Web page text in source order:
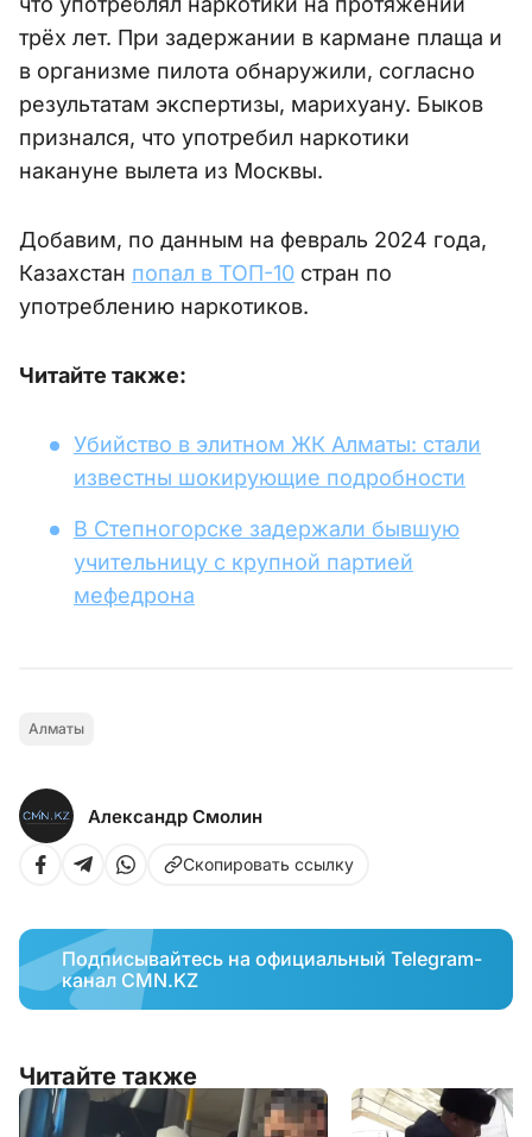
трёх лет. При задержании в кармане плаща и
в организме пилота обнаружили, согласно
результатам экспертизы, марихуану. Быков
признался, что употребил наркотики
накануне вылета из Москвы.
Добавим, по данным на февраль 2024 года,
Казахстан попал в ТОП-10 стран по
употреблению наркотиков.
Читайте также:
Убийство в элитном ЖК Алматы: стали
известны шокирующие подробности
В Степногорске задержали бывшую
учительницу с крупной партией
мефедрона
Алматы
Александр Смолин
Скопировать ссылку
Подписывайтесь на официальный Telegram-
канал CMN.KZ
Читайте также